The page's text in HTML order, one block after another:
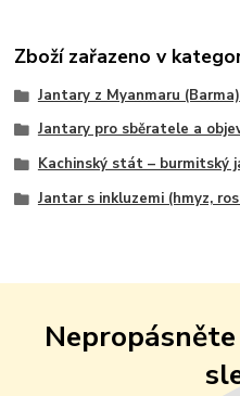
Zboží zařazeno v
Jantary z Myanmaru (Barma)
Jantary pro sběratele a
Kachinský stát – burmitský
Jantar s inkluzemi (hmyz,